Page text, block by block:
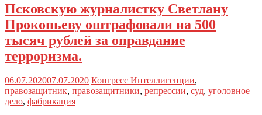
Псковскую журналистку Светлану
Прокопьеву оштрафовали на 500
тысяч рублей за оправдание
терроризма.
06.07.202007.07.2020 Конгресс Интеллигенции,
правозащитник, правозащитники, репрессии, суд, уголовное
дело, фабрикация